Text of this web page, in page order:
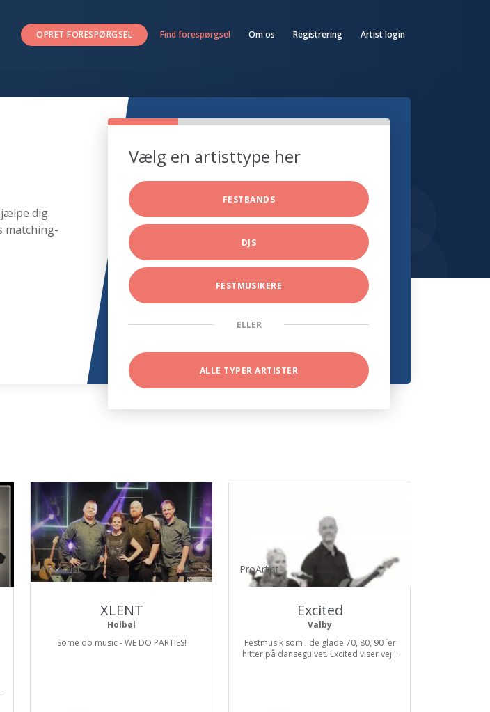
OPRET FORESPØRGSEL Find forespørgsel Om os Registrering Artist login
dig.
matching-
Vælg en artisttype her
FESTBANDS
DJS
FESTMUSIKERE
ELLER
ALLE TYPER ARTISTER
ProArtist
XLENT
Holbøl
Some do music - WE DO PARTIES!
ProArtist
Excited
Valby
Festmusik som i de glade 70, 80, 90 ´er
hitter på dansegulvet. Excited viser vej...